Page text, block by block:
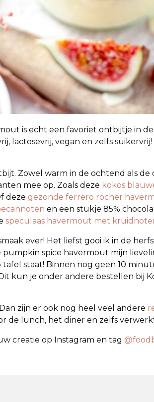
is echt een favoriet ontbijtje in
lactosevrij, vegan en zelfs
Zowel warm in de ochtend als de
mee op. Zoals deze kokos
deze gezonde ferrero rocher
en een stukje 85%
speculaas havermout met
ever! Het liefst gooi ik in de
spice havermout mijn
staat! Binnen nog geen 10
kun je onder andere bestellen bij
zijn er ook nog heel veel andere
de lunch, het diner en zelfs
creatie op Instagram en tag